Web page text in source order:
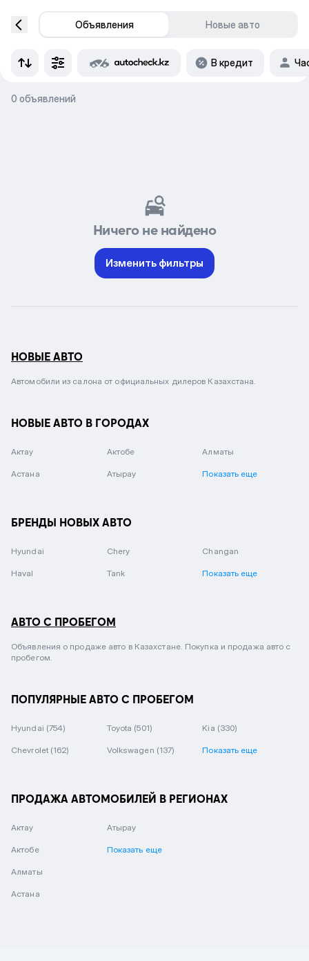
Объявления Новые авто
В кредит
0 объявлений
Ничего не найдено
Изменить фильтры
НОВЫЕ АВТО
Автомобили из салона от официальных дилеров Казахстана.
НОВЫЕ АВТО В ГОРОДАХ
Актау Актобе Алматы
Астана Атырау Показать еще
БРЕНДЫ НОВЫХ АВТО
Hyundai Chery Changan
Haval Tank Показать еще
АВТО С ПРОБЕГОМ
Объявления о продаже авто в Казахстане. Покупка и продажа авто с
пробегом.
ПОПУЛЯРНЫЕ АВТО С ПРОБЕГОМ
Hyundai (754) Toyota (501) Kia (330)
Chevrolet (162) Volkswagen (137) Показать еще
ПРОДАЖА АВТОМОБИЛЕЙ В РЕГИОНАХ
Актау
Актобе
Алматы
Астана
Атырау
Показать еще